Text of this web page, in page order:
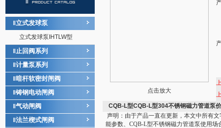
立式发球泵
立式发球泵IHTLW型
止回阀系列
计量泵系列
暗杆软密封闸阀
铸钢电动闸阀
气动闸阀
法兰楔式闸阀
点击放大
CQB-L型CQB-L型304不锈钢磁力管道泵
声明 ：由于产品一直在更新，本文中所有
能参数、CQB-L型不锈钢磁力管道泵使用场